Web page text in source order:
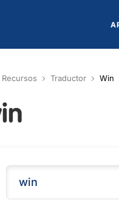
Recursos Traductor Win